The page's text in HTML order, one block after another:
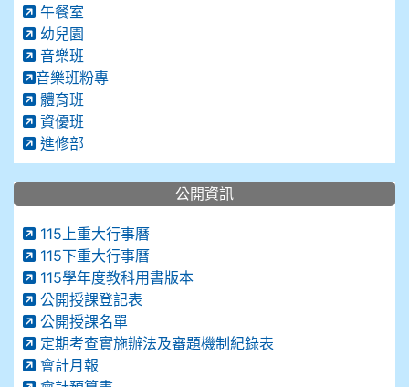
午餐室
幼兒園
音樂班
音樂班粉專
體育班
資優班
進修部
公開資訊
115上重大行事曆
115下重大行事曆
115學年度教科用書版本
公開授課登記表
公開授課名單
定期考查實施辦法及審題機制紀錄表
會計月報